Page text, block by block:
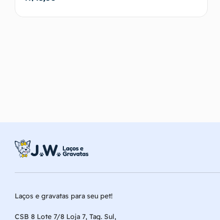
Laços e gravatas para seu pet!
CSB 8 Lote 7/8 Loja 7, Tag. Sul,